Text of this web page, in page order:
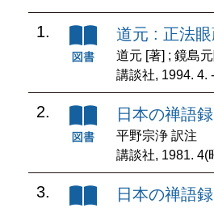
1. 道元 : 正法
道元 [著] ; 鏡島
講談社, 1994. 4.
2. 日本の禅語
平野宗浄 訳注
講談社, 1981. 4(
3. 日本の禅語